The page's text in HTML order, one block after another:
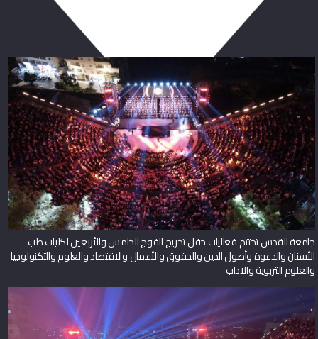
جامعة القدس تختتم فعاليات حفل تخريج الفوج الخامس والأربعين لكليات طب
الأسنان والدعوة وأصول الدين والحقوق والأعمال والاقتصاد والعلوم والتكنولوجيا
والعلوم التربوية والآداب